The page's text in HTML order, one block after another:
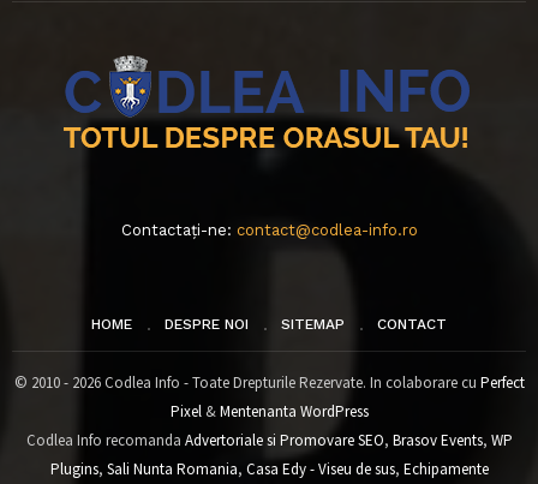
Contactați-ne: contact@codlea-info.ro
HOME DESPRE NOI SITEMAP CONTACT
© 2010 - 2026 Codlea Info - Toate Drepturile Rezervate. In colaborare cu Perfect
Pixel&Mentenanta WordPress
Codlea Info recomanda Advertoriale si Promovare SEO, Brasov Events, WP
Plugins, Sali Nunta Romania, Casa Edy - Viseu de sus, Echipamente